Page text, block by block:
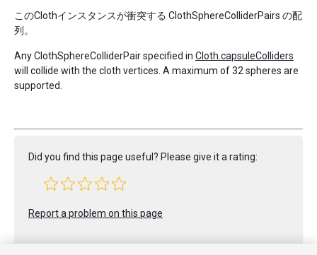
このClothインスタンスが衝突する ClothSphereColliderPairs の配
列。
Any ClothSphereColliderPair specified in Cloth.capsuleColliders
will collide with the cloth vertices. A maximum of 32 spheres are
supported.
Did you find this page useful? Please give it a rating:
Report a problem on this page